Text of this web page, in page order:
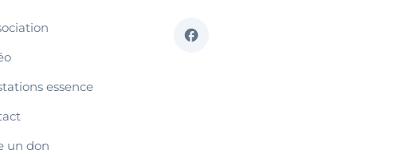
essence
un don